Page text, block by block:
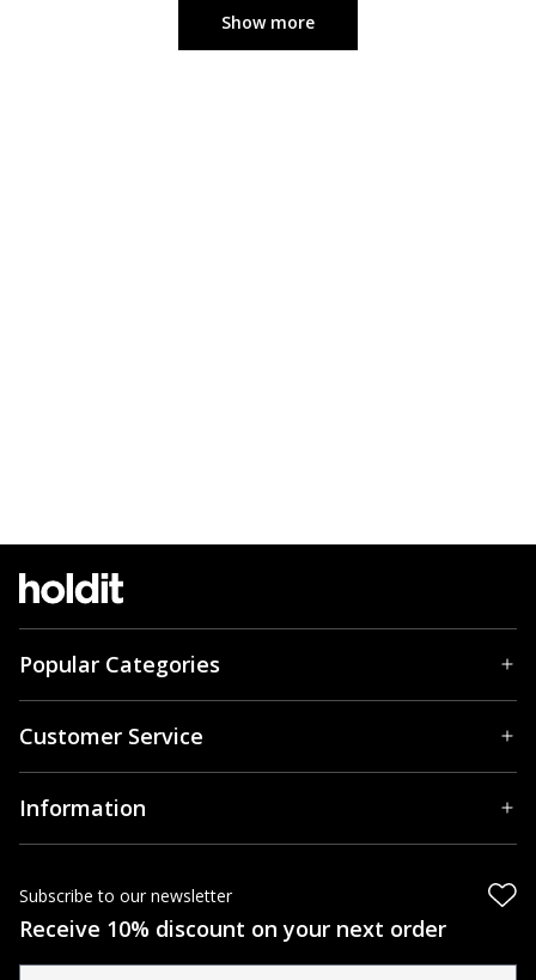
Show more
Popular Categories
Customer Service
Information
Subscribe to our newsletter
Receive 10% discount on your next order